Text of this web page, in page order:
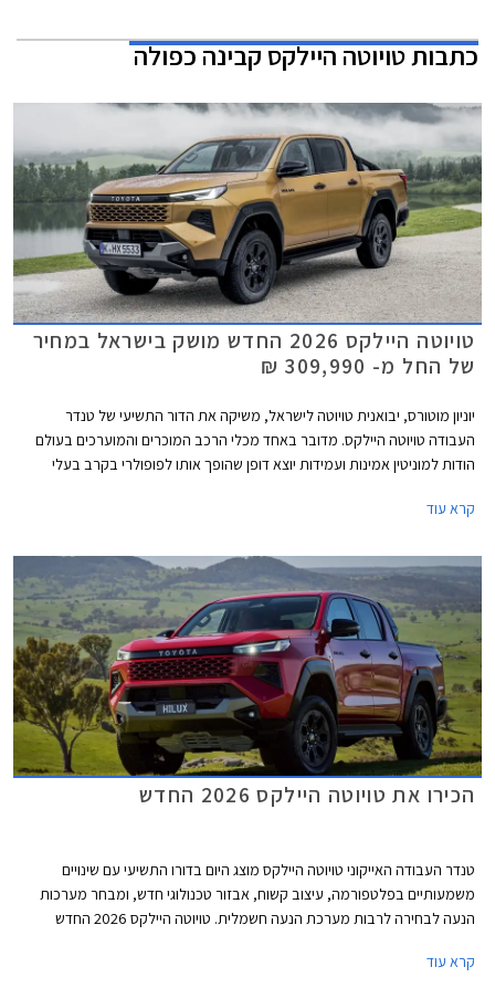
כתבות טויוטה היילקס קבינה כפולה
טויוטה היילקס 2026 החדש מושק בישראל במחיר
של החל מ- 309,990 ₪
יוניון מוטורס, יבואנית טויוטה לישראל, משיקה את הדור התשיעי של טנדר
העבודה טויוטה היילקס. מדובר באחד מכלי הרכב המוכרים והמוערכים בעולם
הודות למוניטין אמינות ועמידות יוצא דופן שהופך אותו לפופולרי בקרב בעלי
מבטיח לשמור ולשפר על היכולות המוכחות בתוספת טכנולוגיה חדשה, בטיחות
אלינו עם מנוע טורבו דיזל המשלב מערכת סיוע היברידית מתונה במחיר
התחלתי של 309,990 ₪.
קרא עוד
הכירו את טויוטה היילקס 2026 החדש
טנדר העבודה האייקוני טויוטה היילקס מוצג היום בדורו התשיעי עם שינויים
משמעותיים בפלטפורמה, עיצוב קשוח, אבזור טכנולוגי חדש, ומבחר מערכות
הנעה לבחירה לרבות מערכת הנעה חשמלית. טויוטה היילקס 2026 החדש
לטובת שיפור בתחומי נוחות הנסיעה והבטיחות. הדגם החדש צפוי להגיע לישראל
קרא עוד